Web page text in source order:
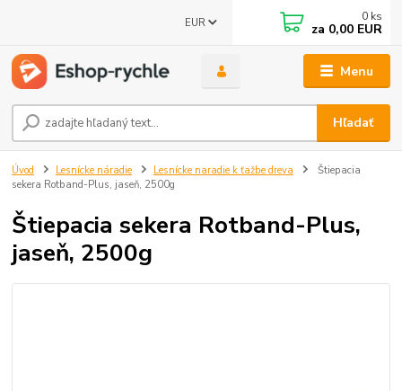
Menu
EUR
Hľadať
0 ks
za 0,00 EUR
Úvod Lesnícke náradie Lesnícke naradie k ťažbe dreva
Štiepacia
sekera Rotband-Plus, jaseň, 2500g
Štiepacia sekera Rotband-Plus,
jaseň, 2500g